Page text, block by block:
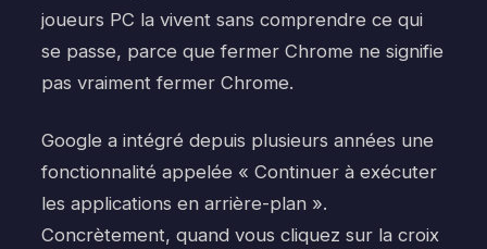
joueurs PC la vivent sans comprendre ce qui
se passe, parce que fermer Chrome ne signifie
pas vraiment fermer Chrome.
Google a intégré depuis plusieurs années une
fonctionnalité appelée « Continuer à exécuter
les applications en arrière-plan ».
Concrètement, quand vous cliquez sur la croix